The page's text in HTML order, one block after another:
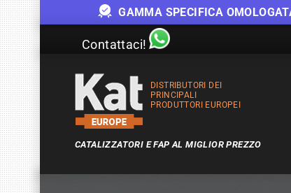
GAMMA SPECIFICA
Contattaci!
DISTRIBUTORI DEI
PRINCIPALI
PRODUTTORI EUROPEI
CATALIZZATORI E FAP AL MIGLIOR PREZZO